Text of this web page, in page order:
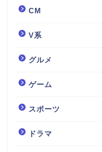
CM
V系
グルメ
ゲーム
スポーツ
ドラマ